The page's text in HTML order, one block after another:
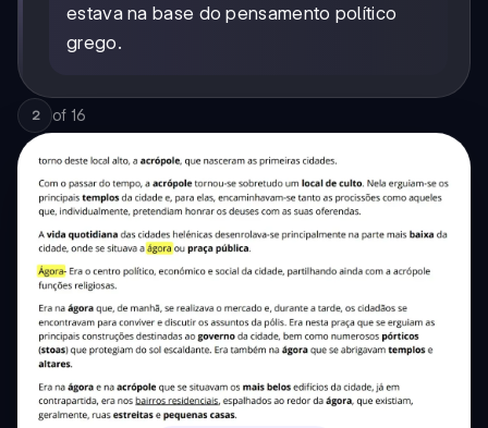
estava na base do pensamento político
grego.
2 of 16